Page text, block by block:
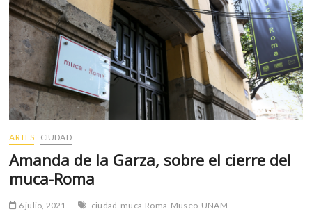
un
año
de
inauguración
ARTES CIUDAD
Amanda de la Garza, sobre el cierre del
muca-Roma
6 julio, 2021 ciudad muca-Roma Museo UNAM